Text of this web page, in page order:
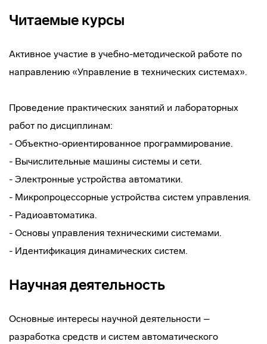
Читаемые курсы
Активное участие в учебно-методической работе по
направлению «Управление в технических системах».
Проведение практических занятий и лабораторных
работ по дисциплинам:
- Объектно-ориентированное программирование.
- Вычислительные машины системы и сети.
- Электронные устройства автоматики.
- Микропроцессорные устройства систем управления.
- Радиоавтоматика.
- Основы управления техническими системами.
- Идентификация динамических систем.
Научная деятельность
Основные интересы научной деятельности –
разработка средств и систем автоматического